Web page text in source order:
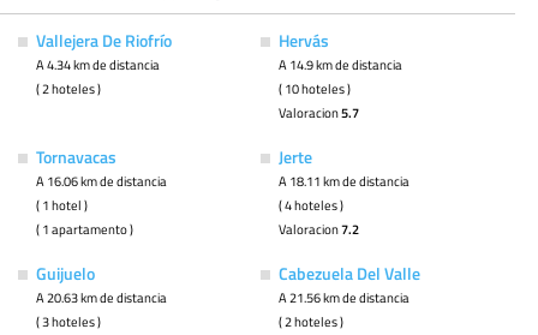
Vallejera De Riofrío
A 4.34 km de distancia
( 2 hoteles )
Hervás
A 14.9 km de distancia
( 10 hoteles )
Valoracion5.7
Tornavacas
A 16.06 km de distancia
( 1 hotel )
( 1 apartamento )
Jerte
A 18.11 km de distancia
( 4 hoteles )
Valoracion7.2
Guijuelo
A 20.63 km de distancia
( 3 hoteles )
Cabezuela Del Valle
A 21.56 km de distancia
( 2 hoteles )